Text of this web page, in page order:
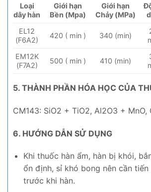
Loại
dây hàn
Giới hạn
Bền (Mpa)
Giới hạn
Chảy (MPa)
EL12
(F6A2)
420 ( min ) 340 (min)
EM12K
(F7A2)
500 ( min ) 410 (min)
5. THÀNH PHẦN HÓA HỌC CỦA
CM143: SiO2 + TiO2, Al2O3 + MnO,
6. HƯỚNG DẪN SỬ DỤNG
Khi thuốc hàn ẩm, hàn bị khói,
ổn định, sỉ khó bong nên cần tiến
trước khi hàn.